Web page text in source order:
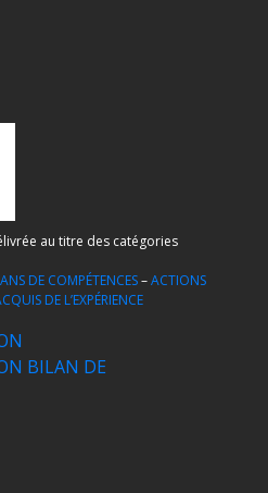
au titre des catégories
DE COMPÉTENCES–ACTIONS
DE L’EXPÉRIENCE
BILAN DE